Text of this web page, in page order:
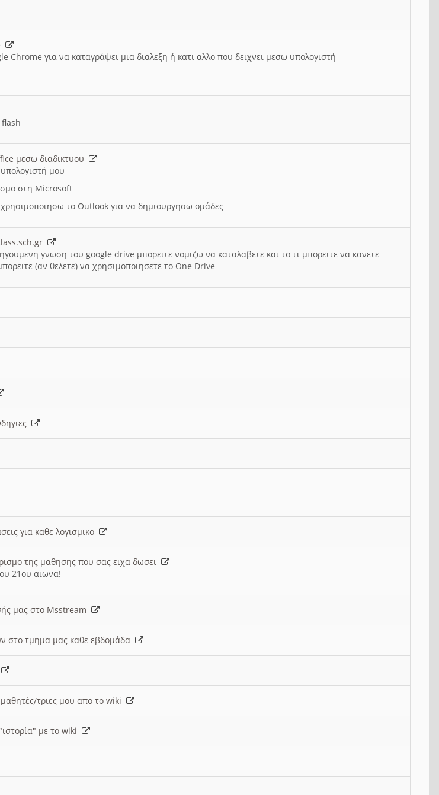
Chrome για να καταγράψει μια διαλεξη ή κατι αλλο που δειχνει μεσω υπολογιστή
flash
μεσω διαδικτυου
μου
στη Microsoft
το Outlook για να δημιουργησω ομάδες
γνωση του google drive μπορειτε νομιζω να καταλαβετε και το τι μπορειτε να κανετε
(αν θελετε) να χρησιμοποιησετε το One Drive
για καθε λογισμικο
της μαθησης που σας ειχα δωσει
21ου αιωνα!
μας στο Msstream
στο τμημα μας καθε εβδομάδα
τριες μου απο το wiki
με το wiki